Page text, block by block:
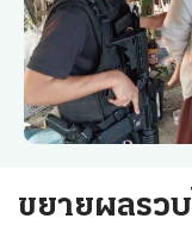
ขยายผลรวบ